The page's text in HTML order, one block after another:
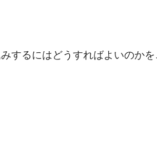
するにはどうすればよいのか